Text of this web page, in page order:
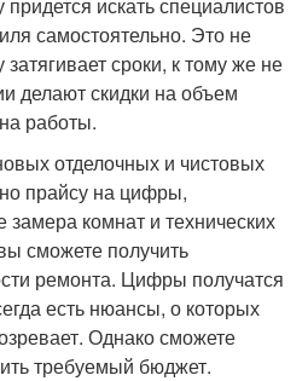
самостоятельно. Это не
затягивает сроки, к тому же не
делают скидки на объем
работы.
отделочных и чистовых
прайсу на цифры,
замера комнат и технических
сможете получить
ремонта. Цифры получатся
есть нюансы, о которых
Однако сможете
требуемый бюджет.